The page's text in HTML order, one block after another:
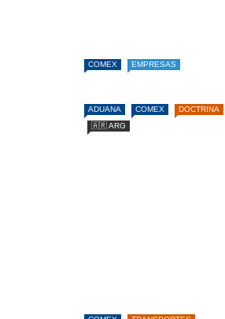
COMEX EMPRESAS
ADUANA COMEX DOCTRINA
🇦🇷 ARG